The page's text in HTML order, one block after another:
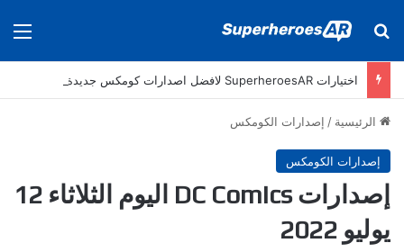
بحث عن
الرئيسية / إصدارات الكومكس
إصدارات الكومكس
إصدارات DC Comics اليوم الثلاثاء 12
يوليو 2022